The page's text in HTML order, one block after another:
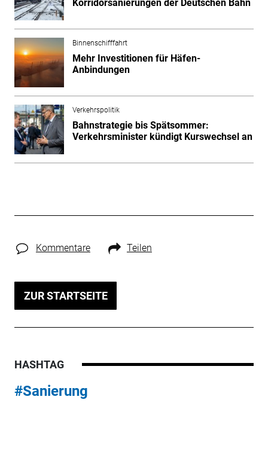
Korridorsanierungen der Deutschen Bahn
Binnenschifffahrt
Mehr Investitionen für Häfen-
Anbindungen
Verkehrspolitik
Bahnstrategie bis Spätsommer:
Verkehrsminister kündigt Kurswechsel an
Kommentare Teilen
ZUR STARTSEITE
HASHTAG
#Sanierung